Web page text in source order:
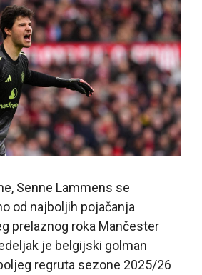
Senne Lammens se
od najboljih pojačanja
prelaznog roka Mančester
je belgijski golman
regruta sezone 2025/26